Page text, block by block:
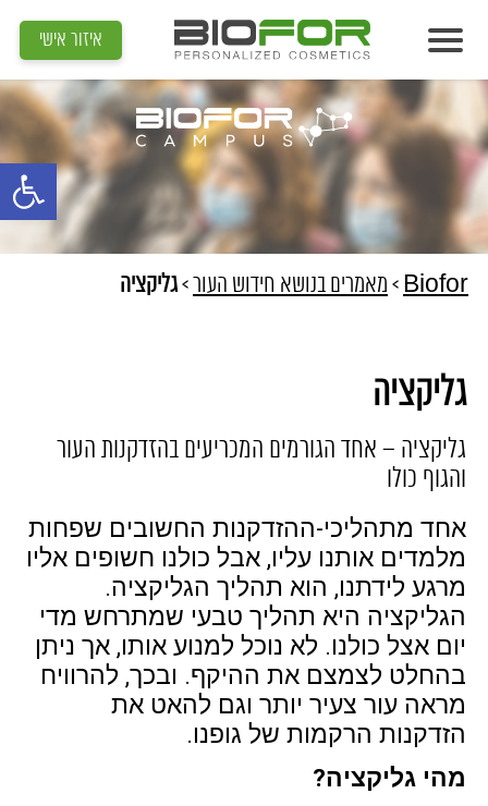
פתח סרגל
אודות
מוצרים
תוצאות
מדיה
מאמרים
איזור אישי
Biofor
> מאמרים בנושא חידוש העור>גליקציה
גליקציה
גליקציה – אחד הגורמים המכריעים בהזדקנות העור
והגוף כולו
אחד מתהליכי-ההזדקנות החשובים שפחות
מלמדים אותנו עליו, אבל כולנו חשופים אליו
מרגע לידתנו, הוא תהליך הגליקציה.
הגליקציה היא תהליך טבעי שמתרחש מדי
יום אצל כולנו. לא נוכל למנוע אותו, אך ניתן
בהחלט לצמצם את ההיקף. ובכך, להרוויח
מראה עור צעיר יותר וגם להאט את
הזדקנות הרקמות של גופנו.
מהי גליקציה?